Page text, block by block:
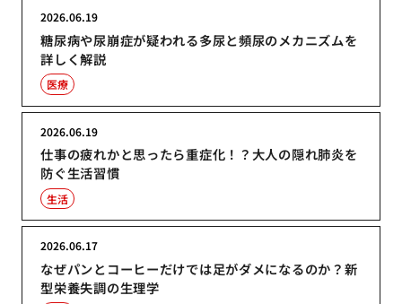
糖尿病や尿崩症が疑われる多尿と頻尿のメカニズムを
詳しく解説
2026.06.19
医療
仕事の疲れかと思ったら重症化！？大人の隠れ肺炎を
防ぐ生活習慣
2026.06.19
生活
なぜパンとコーヒーだけでは足がダメになるのか？新
型栄養失調の生理学
2026.06.17